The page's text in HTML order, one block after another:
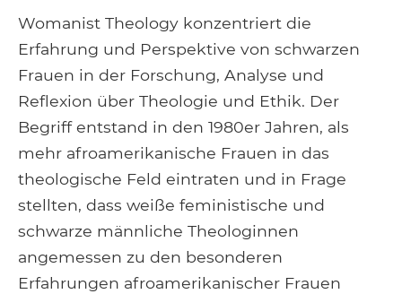
Womanist Theology konzentriert die
Erfahrung und Perspektive von schwarzen
Frauen in der Forschung, Analyse und
Reflexion über Theologie und Ethik. Der
Begriff entstand in den 1980er Jahren, als
mehr afroamerikanische Frauen in das
theologische Feld eintraten und in Frage
stellten, dass weiße feministische und
schwarze männliche Theologinnen
angemessen zu den besonderen
Erfahrungen afroamerikanischer Frauen